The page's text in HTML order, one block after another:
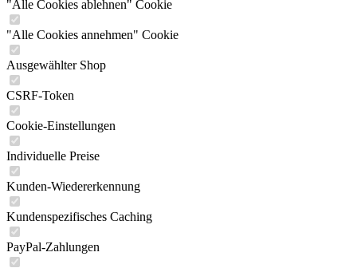
"Alle Cookies ablehnen" Cookie
"Alle Cookies annehmen" Cookie
Ausgewählter Shop
CSRF-Token
Cookie-Einstellungen
Individuelle Preise
Kunden-Wiedererkennung
Kundenspezifisches Caching
PayPal-Zahlungen